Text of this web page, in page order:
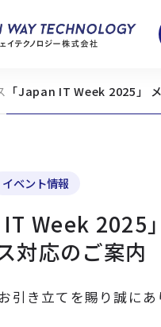
9:30 - 18:00
「Japan IT Week 2025」
イベント情報
IT Week 2025
対応のご案内
引き立てを賜り誠にあ